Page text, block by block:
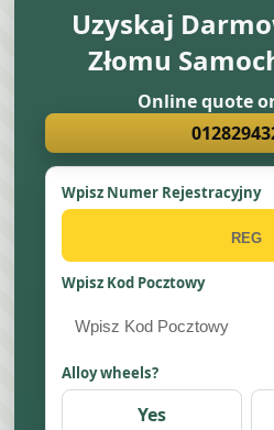
Uzyskaj
Złomu
Online quote
Wpisz Numer Rejestracyjny
Wpisz Kod Pocztowy
Alloy wheels?
Yes